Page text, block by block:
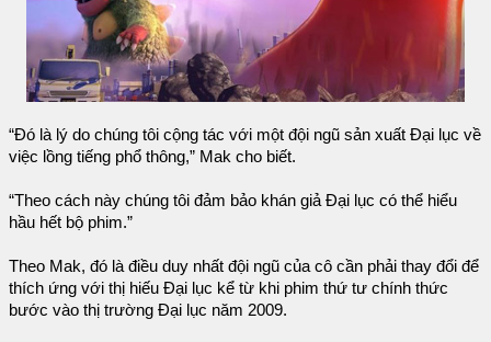
“Đó là lý do chúng tôi cộng tác với một đội ngũ sản xuất Đại lục về
việc lồng tiếng phổ thông,” Mak cho biết.
“Theo cách này chúng tôi đảm bảo khán giả Đại lục có thể hiểu
hầu hết bộ phim.”
Theo Mak, đó là điều duy nhất đội ngũ của cô cần phải thay đổi để
thích ứng với thị hiếu Đại lục kể từ khi phim thứ tư chính thức
bước vào thị trường Đại lục năm 2009.